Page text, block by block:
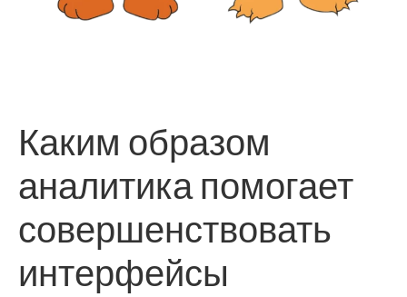
Каким образом
аналитика помогает
совершенствовать
интерфейсы